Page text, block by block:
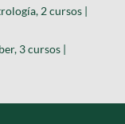
2 cursos |
3 cursos |